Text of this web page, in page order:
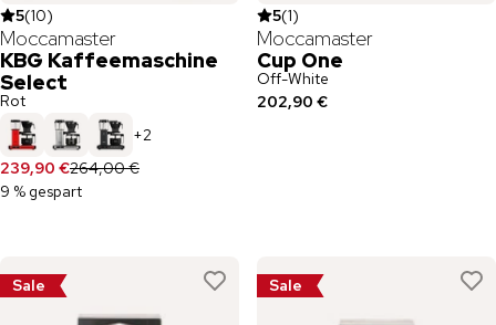
5(10)
Moccamaster
KBG Kaffeemaschine
Select
Rot
+2
239,90 €264,00 €
9 % gespart
5(1)
Moccamaster
Cup One
Off-White
202,90 €
Sale Sale